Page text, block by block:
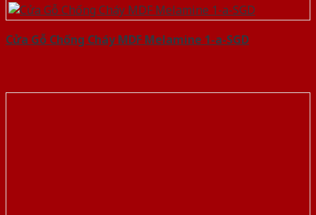
Cửa Gỗ Chống Cháy MDF Melamine 1-a-SGD